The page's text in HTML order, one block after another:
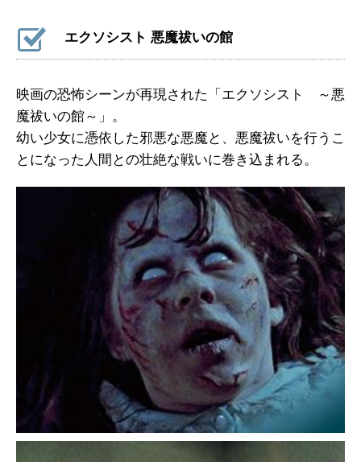
エクソシスト 悪魔祓いの館
映画の恐怖シーンが再現された「エクソシスト ～悪
魔祓いの館～」。
幼い少女に憑依した邪悪な悪魔と、悪魔祓いを行うこ
とになった人間との壮絶な戦いに巻き込まれる。